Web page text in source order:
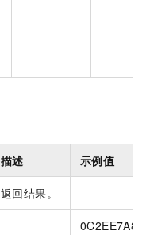
描述 示例值
返回结果。
0C2EE7A8-